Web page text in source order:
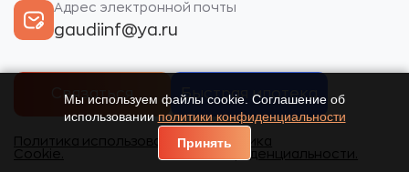
Адрес электронной почты
gaudiinf@ya.ru
Связаться Быстрая ипотека
Политика использования
Cookie.
Политика
конфиденциальности.
Мы используем файлы cookie. Соглашение об
использовании политики конфиденциальности
Принять